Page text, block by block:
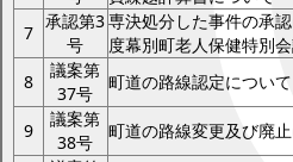
7
承認第3
号
専決処分した事件の承
度幕別町老人保健特別
8
議案第
37号
町道の路線認定について
9
議案第
38号
町道の路線変更及び廃